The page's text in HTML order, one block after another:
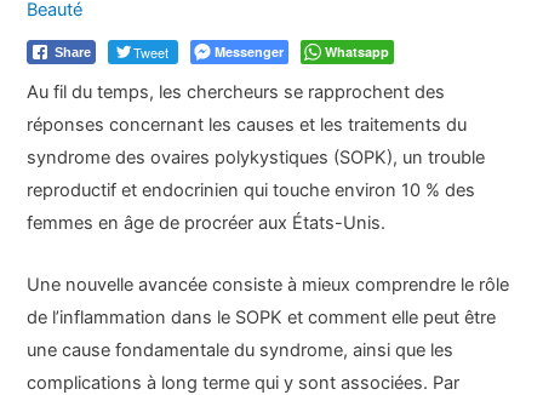
Beauté
Share Tweet Messenger Whatsapp
Au fil du temps, les chercheurs se rapprochent des
réponses concernant les causes et les traitements du
syndrome des ovaires polykystiques (SOPK), un trouble
reproductif et endocrinien qui touche environ 10 % des
femmes en âge de procréer aux États-Unis.
Une nouvelle avancée consiste à mieux comprendre le rôle
de l’inflammation dans le SOPK et comment elle peut être
une cause fondamentale du syndrome, ainsi que les
complications à long terme qui y sont associées. Par